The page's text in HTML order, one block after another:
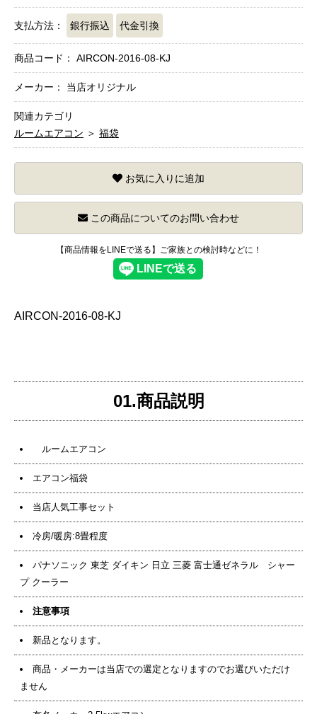
支払方法： 銀行振込 代金引換
商品コード： AIRCON-2016-08-KJ
メーカー： 当店オリジナル
関連カテゴリ
ルームエアコン ＞ 福袋
お気に入りに追加
この商品についてのお問い合わせ
【商品情報をLINEで送る】ご家族との検討時などに！
AIRCON-2016-08-KJ
01.商品説明
ルームエアコン
エアコン福袋
当店人気工事セット
冷房/暖房:8畳程度
パナソニック 東芝 ダイキン 日立 三菱 富士通ゼネラル シャー
プ クーラー
注意事項
新品となります。
商品・メーカーは当店での選定となりますのでお選びいただけ
ません